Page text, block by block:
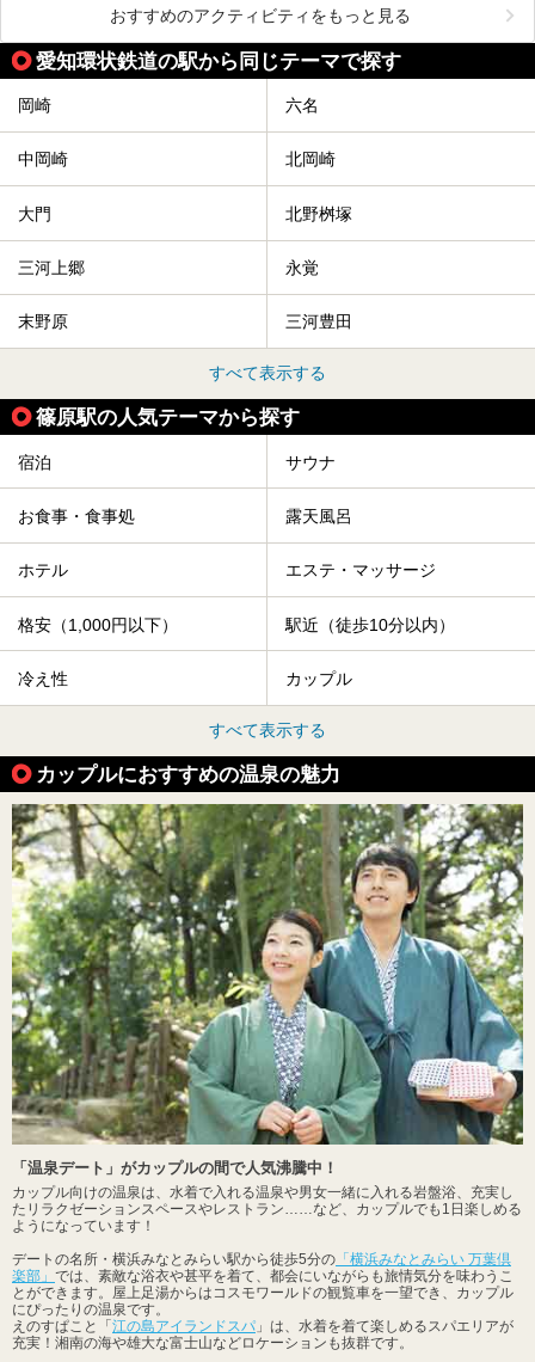
おすすめのアクティビティをもっと見る
愛知環状鉄道の駅から同じテーマで探す
岡崎 六名
中岡崎 北岡崎
大門 北野桝塚
三河上郷 永覚
末野原 三河豊田
すべて表示する
篠原駅の人気テーマから探す
宿泊 サウナ
お食事・食事処 露天風呂
ホテル エステ・マッサージ
格安（1,000円以下） 駅近（徒歩10分以内）
冷え性 カップル
すべて表示する
カップルにおすすめの温泉の魅力
「温泉デート」がカップルの間で人気沸騰中！
カップル向けの温泉は、水着で入れる温泉や男女一緒に入れる岩盤浴、充実し
たリラクゼーションスペースやレストラン……など、カップルでも1日楽しめる
ようになっています！
デートの名所・横浜みなとみらい駅から徒歩5分の 「横浜みなとみらい 万葉倶
楽部」 では、素敵な浴衣や甚平を着て、都会にいながらも旅情気分を味わうこ
とができます。屋上足湯からはコスモワールドの観覧車を一望でき、カップル
にぴったりの温泉です。
えのすぱこと「江の島アイランドスパ 」は、水着を着て楽しめるスパエリアが
充実！湘南の海や雄大な富士山などロケーションも抜群です。